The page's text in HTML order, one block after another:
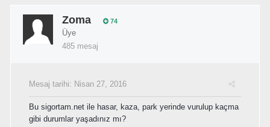
Zoma 74
Üye
485 mesaj
Mesaj tarihi: Nisan 27, 2016
Bu sigortam.net ile hasar, kaza, park yerinde vurulup kaçma
gibi durumlar yaşadınız mı?